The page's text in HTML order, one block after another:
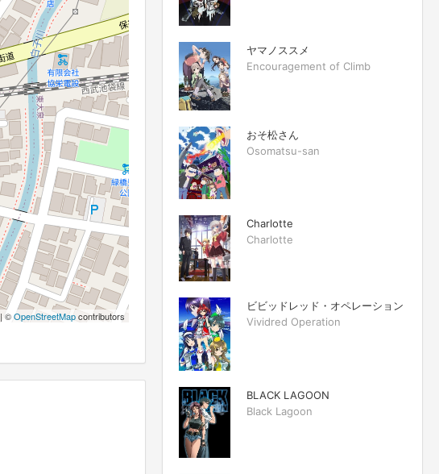
| ©OpenStreetMapcontributors
ヤマノススメ
Encouragement of Climb
おそ松さん
Osomatsu-san
Charlotte
Charlotte
ビビッドレッド・オペレーション
Vividred Operation
BLACK LAGOON
Black Lagoon